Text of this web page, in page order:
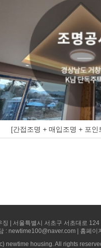
[간접조명 + 매입조명 + 포
징 | 서울특별시 서초구 서초대로
: newtime100@naver.com | 홈페
newtime housing. All rights